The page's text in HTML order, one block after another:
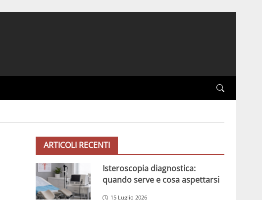
ARTICOLI RECENTI
Isteroscopia diagnostica:
quando serve e cosa aspettarsi
15 Luglio 2026